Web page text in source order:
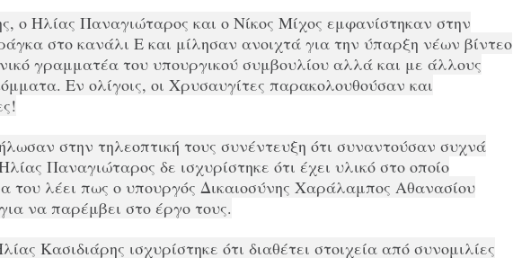
ο Ηλίας Παναγιώταρος και ο Νίκος Μίχος εμφανίστηκαν στην
στο κανάλι Ε και μίλησαν ανοιχτά για την ύπαρξη νέων βίντεο
γραμματέα του υπουργικού συμβουλίου αλλά και με άλλους
Εν ολίγοις, οι Χρυσαυγίτες παρακολουθούσαν και
στην τηλεοπτική τους συνέντευξη ότι συναντούσαν συχνά
Παναγιώταρος δε ισχυρίστηκε ότι έχει υλικό στο οποίο
του λέει πως ο υπουργός Δικαιοσύνης Χαράλαμπος Αθανασίου
να παρέμβει στο έργο τους.
Κασιδιάρης ισχυρίστηκε ότι διαθέτει στοιχεία από συνομιλίες